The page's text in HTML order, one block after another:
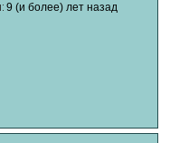
9 (и более) лет назад